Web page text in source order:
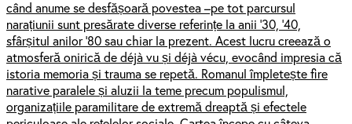
când anume se desfășoară povestea –pe tot parcursul
narațiunii sunt presărate diverse referințe la anii ’30, ’40,
sfârșitul anilor ’80 sau chiar la prezent. Acest lucru creează o
atmosferă onirică de déjà vu și déjà vécu, evocând impresia că
istoria memoria și trauma se repetă. Romanul împletește fire
narative paralele și aluzii la teme precum populismul,
organizațiile paramilitare de extremă dreaptă și efectele